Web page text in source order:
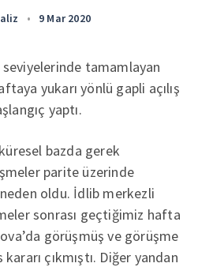
• 9 Mar 2020
tamamlayan
yukarı yönlü gapli açılış
yaptı.
bazda gerek
parite üzerinde
oldu. İdlib merkezli
sonrası geçtiğimiz hafta
görüşmüş ve görüşme
çıkmıştı. Diğer yandan